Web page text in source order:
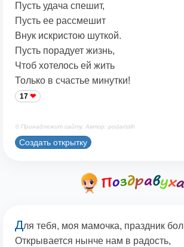
Пусть удача спешит,
Пусть ее рассмешит
Внук искристою шуткой.
Пусть порадует жизнь,
Чтоб хотелось ей жить
Только в счастье минутки!
17
© Принадлежит сайту. Автор: podaristih
Создать открытку
Для тебя, моя мамочка, праздник
Открывается нынче нам в радость,